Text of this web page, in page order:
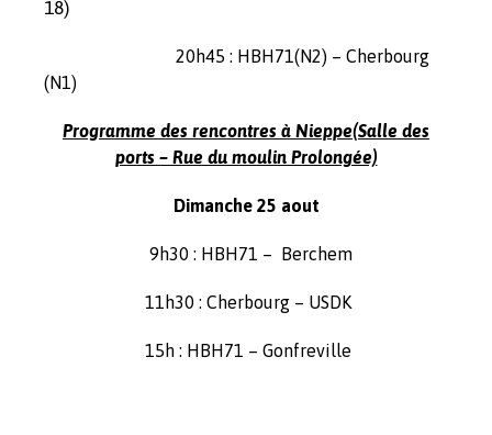
18)
20h45 : HBH71(N2) – Cherbourg
(N1)
Programme des rencontres à Nieppe(Salle des
ports – Rue du moulin Prolongée)
Dimanche 25 aout
9h30 : HBH71 – Berchem
11h30 : Cherbourg – USDK
15h : HBH71 – Gonfreville